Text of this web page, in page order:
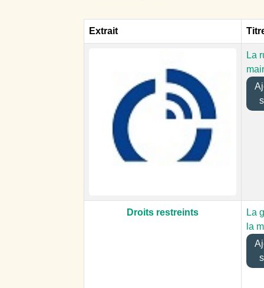
Extrait
La
Droits restreints
La
la